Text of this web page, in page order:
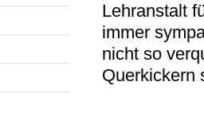
Lehranstalt
immer
nicht so
Querkickern